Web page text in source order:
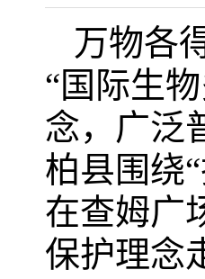
万物各
“国际生
念，广泛
柏县围绕
在查姆广
保护理念